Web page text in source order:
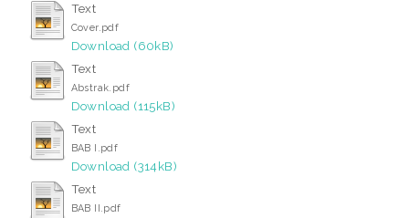
Text
Cover.pdf
Download (60kB)
Text
Abstrak.pdf
Download (115kB)
Text
BAB I.pdf
Download (314kB)
Text
BAB II.pdf